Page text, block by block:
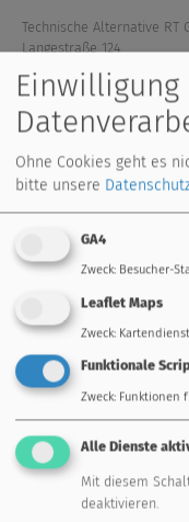
Technische Alternative RT
Langestraße 124
Tel: +43 (0) 2862 53635
,
General Terms and
Repair and service
Data privacy
Ohne Cookies geht es
bitte unsere
GA4
Zweck: Besucher-
Leaflet Maps
Zweck: Kartendienst
Funktionale
Zweck: Funktionen
Alle Dienste
Mit diesem
deaktivieren.